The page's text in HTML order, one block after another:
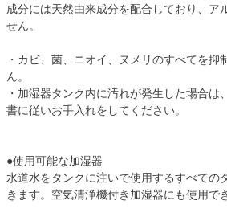
成分には天然由来成分を配合しており、ア
せん。
・カビ、菌、ニオイ、ヌメリのすべてを抑
ん。
・加湿器タンク内に汚れが発生した場合は
書に従いお手入れをしてください。
●使用可能な加湿器
水道水をタンクに注いで使用するすべての
きます。空気清浄機付き加湿器にも使用で